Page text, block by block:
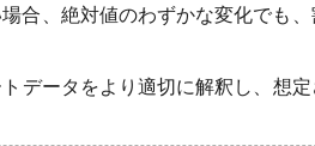
合、絶対値のわずかな変化でも
データをより適切に解釈し、想